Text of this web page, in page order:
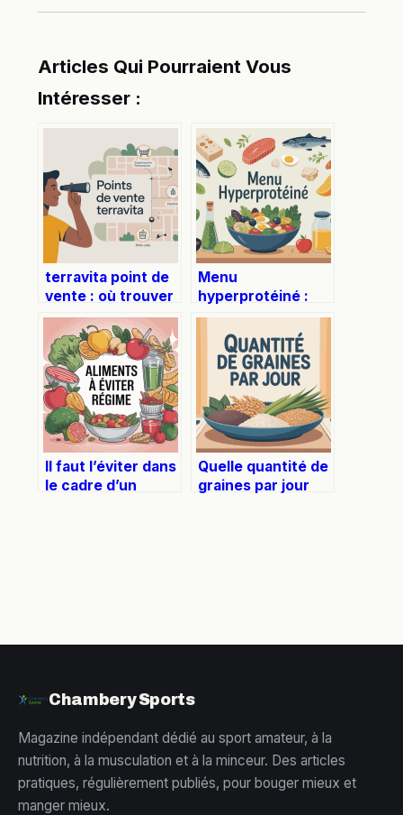
Articles Qui Pourraient Vous
Intéresser :
terravita point de
vente : où trouver
les produits près
de chez vous
Menu
hyperprotéiné :
idées de repas
efficaces pour
votre régime
Il faut l’éviter dans
le cadre d’un
Quelle quantité de
graines par jour
Chambery Sports
Magazine indépendant dédié au sport amateur, à la
nutrition, à la musculation et à la minceur. Des articles
pratiques, régulièrement publiés, pour bouger mieux et
manger mieux.